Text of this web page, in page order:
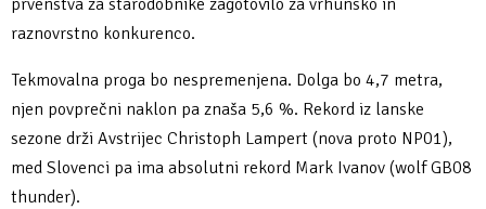
raznovrstno konkurenco.
Tekmovalna proga bo nespremenjena. Dolga bo 4,7 metra,
njen povprečni naklon pa znaša 5,6 %. Rekord iz lanske
sezone drži Avstrijec Christoph Lampert (nova proto NP01),
med Slovenci pa ima absolutni rekord Mark Ivanov (wolf GB08
thunder).